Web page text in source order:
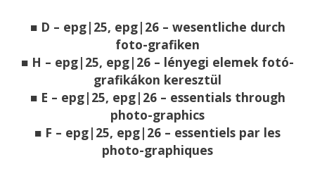
■ D – epg|25, epg|26 – wesentliche durch
foto-grafiken
■ H – epg|25, epg|26 – lényegi elemek fotó-
grafikákon keresztül
■ E – epg|25, epg|26 – essentials through
photo-graphics
■ F – epg|25, epg|26 – essentiels par les
photo-graphiques